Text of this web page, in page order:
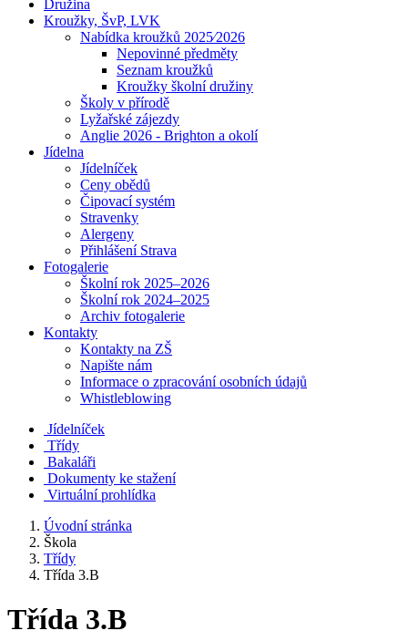
Družina
Kroužky, ŠvP, LVK
Nabídka kroužků 2025⁄2026
Nepovinné předměty
Seznam kroužků
Kroužky školní družiny
Školy v přírodě
Lyžařské zájezdy
Anglie 2026 - Brighton a okolí
Jídelna
Jídelníček
Ceny obědů
Čipovací systém
Stravenky
Alergeny
Přihlášení Strava
Fotogalerie
Školní rok 2025–2026
Školní rok 2024–2025
Archiv fotogalerie
Kontakty
Kontakty na ZŠ
Napište nám
Informace o zpracování osobních údajů
Whistleblowing
Jídelníček
Třídy
Bakaláři
Dokumenty ke stažení
Virtuální prohlídka
Úvodní stránka
Škola
Třídy
Třída 3.B
Třída 3.B